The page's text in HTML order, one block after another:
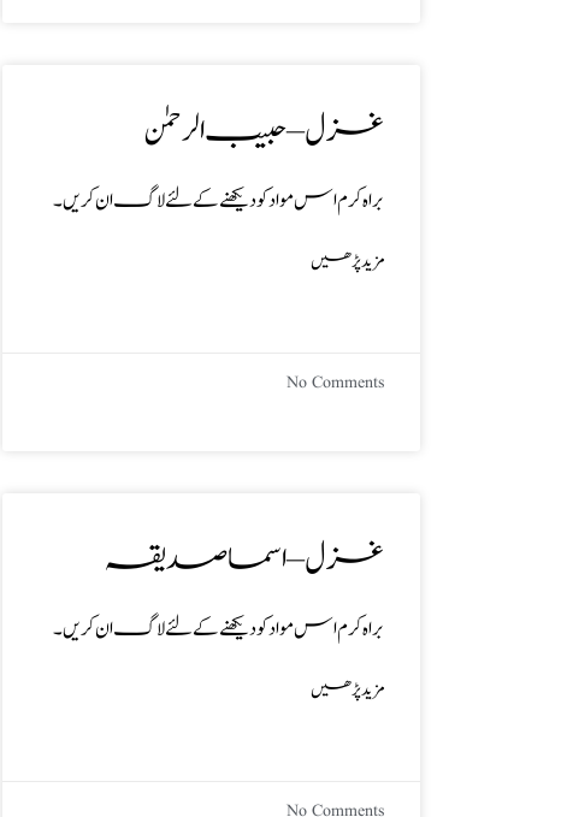
غزل – حبیب الرحمٰن
براہ کرم اس مواد کو دیکھنے کے لئے لاگ ان کریں۔
مزید پڑھیں
No Comments
غزل – اسما صدیقہ
براہ کرم اس مواد کو دیکھنے کے لئے لاگ ان کریں۔
مزید پڑھیں
No Comments